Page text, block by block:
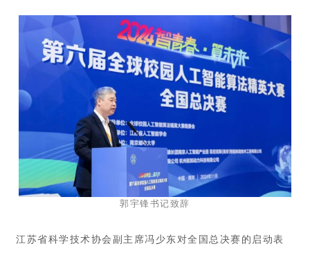
郭宇锋书记致辞
江苏省科学技术协会副主席冯少东对全国总决赛的启动表